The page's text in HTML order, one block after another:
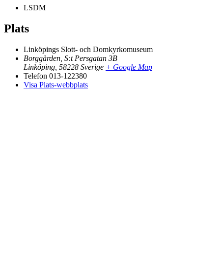
LSDM
Plats
Linköpings Slott- och Domkyrkomuseum
Borggården, S:t Persgatan 3B
Linköping 58228 Sverige + Google Map
Telefon 013-122380
Visa Plats-webbplats